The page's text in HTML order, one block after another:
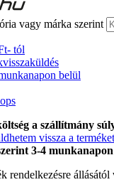
vagy márka szerint
tól
belül
a szállítmány
vissza a terméket
3-4
rendelkezésre